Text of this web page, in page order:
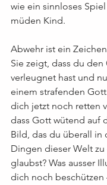
wie ein sinnloses
müden Kind.
Abwehr ist ein
Sie zeigt, dass du den
verleugnet hast und
einem strafenden
dich jetzt noch retten
dass Gott wütend auf
Bild, das du überall in
Dingen dieser Welt zu
glaubst? Was ausser
dich noch beschützen